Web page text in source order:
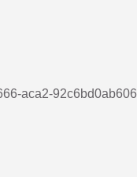
aca2-92c6bd0ab606